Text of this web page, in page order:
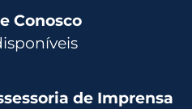
Conosco
de Imprensa